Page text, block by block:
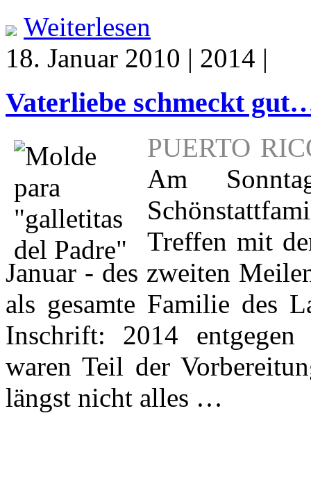
Weiterlesen
18. Januar 2010 | 2014 |
Vaterliebe schmeckt
PUERTO
Am
Treffen mit
Januar - des zweiten
als gesamte Familie des
Inschrift: 2014
waren Teil der
längst nicht alles …